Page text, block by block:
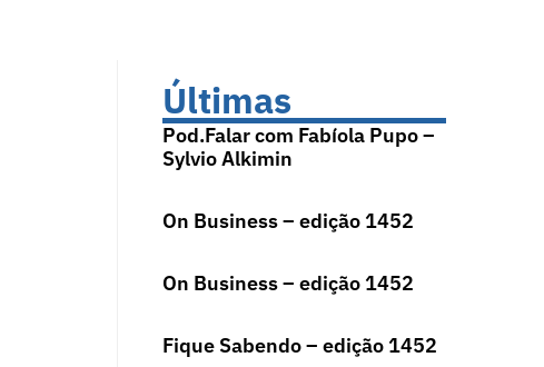
Últimas
Pod.Falar com Fabíola Pupo –
Sylvio Alkimin
On Business – edição 1452
On Business – edição 1452
Fique Sabendo – edição 1452